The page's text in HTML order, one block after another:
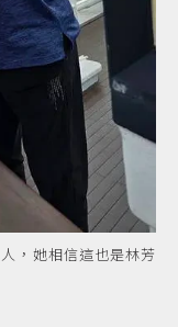
，她相信這也是林芳